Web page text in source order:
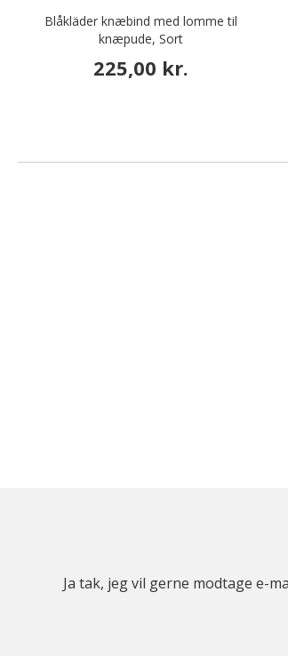
Blåkläder knæbind med lomme til
knæpude, Sort
225,00 kr.
Ja tak, jeg vil gerne modtage e-